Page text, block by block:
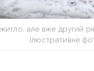
але вже другий
Ілюстративне